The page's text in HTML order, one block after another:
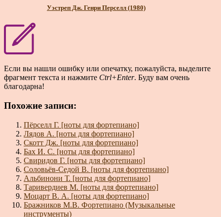
Уэстреп Дж. Генри Перселл (1980)
Если вы нашли ошибку или опечатку, пожалуйста, выделите
фрагмент текста и нажмите Ctrl+Enter. Буду вам очень
благодарна!
Похожие записи:
Пёрселл Г. [ноты для фортепиано]
Лядов А. [ноты для фортепиано]
Скотт Дж. [ноты для фортепиано]
Бах И. С. [ноты для фортепиано]
Свиридов Г. [ноты для фортепиано]
Соловьёв-Седой В. [ноты для фортепиано]
Альбинони Т. [ноты для фортепиано]
Таривердиев М. [ноты для фортепиано]
Моцарт В. А. [ноты для фортепиано]
Бражников М.В. Фортепиано (Музыкальные
инструменты)